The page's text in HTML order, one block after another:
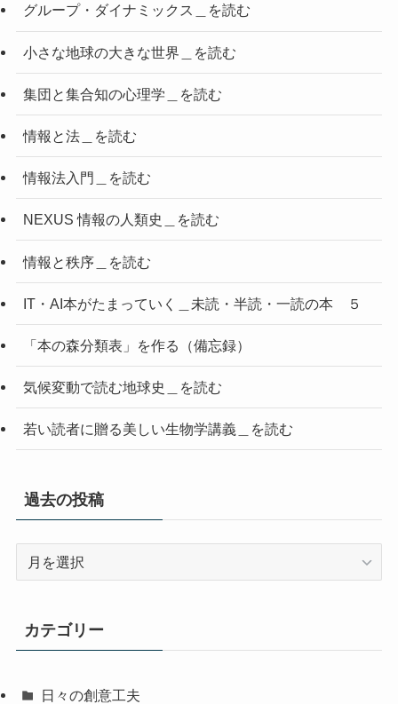
グループ・ダイナミックス＿を読む
小さな地球の大きな世界＿を読む
集団と集合知の心理学＿を読む
情報と法＿を読む
情報法入門＿を読む
NEXUS 情報の人類史＿を読む
情報と秩序＿を読む
IT・AI本がたまっていく＿未読・半読・一読の本 ５
「本の森分類表」を作る（備忘録）
気候変動で読む地球史＿を読む
若い読者に贈る美しい生物学講義＿を読む
過去の投稿
稿
カテゴリー
日々の創意工夫